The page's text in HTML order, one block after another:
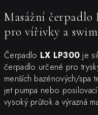
3
HP
množství
Masážní čerpadlo
pro vířivky a
Čerpadlo LX LP300 je
čerpadlo určené pro
menších bazénových/spa
jet pumpa nebo
vysoký průtok a výrazná